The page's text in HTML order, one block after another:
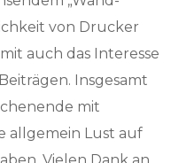
von Drucker
auch das Interesse
Insgesamt
mit
allgemein Lust auf